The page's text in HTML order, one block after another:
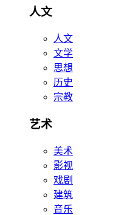
人文
人文
文学
思想
历史
宗教
艺术
美术
影视
戏剧
建筑
音乐